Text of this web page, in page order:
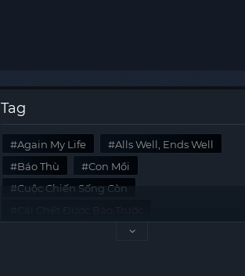
Tag
Again My Life
Alls Well, Ends Well
Báo Thù
Con Mồi
Cuộc Chiến Sống Còn
Last Summer